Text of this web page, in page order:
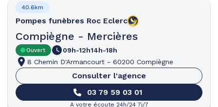
Pompes funèbres Roc Eclerc
Compiègne - Mercières
40.6km
Ouvert 09h-12h14h-18h
8 Chemin D'Armancourt - 60200 Compiègne
Consulter l'agence
03 79 59 03 01
A votre écoute 24h/24 7j/7